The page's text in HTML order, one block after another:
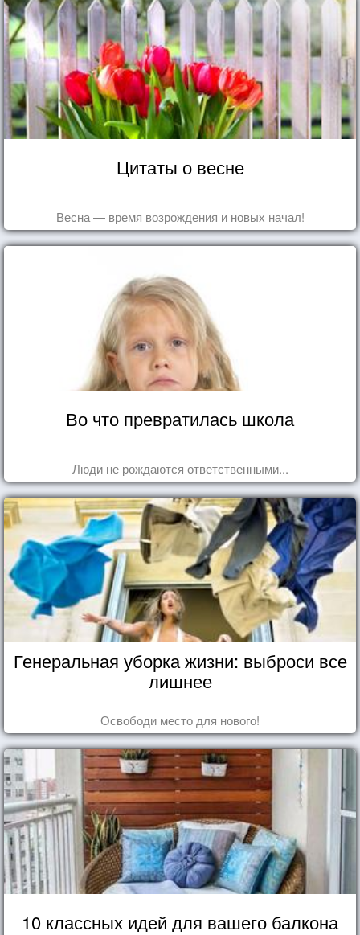
Цитаты о весне
Весна — время возрождения и новых начал!
Во что превратилась школа
Люди не рождаются ответственными...
Генеральная уборка жизни: выброси все
лишнее
Освободи место для нового!
10 классных идей для вашего балкона